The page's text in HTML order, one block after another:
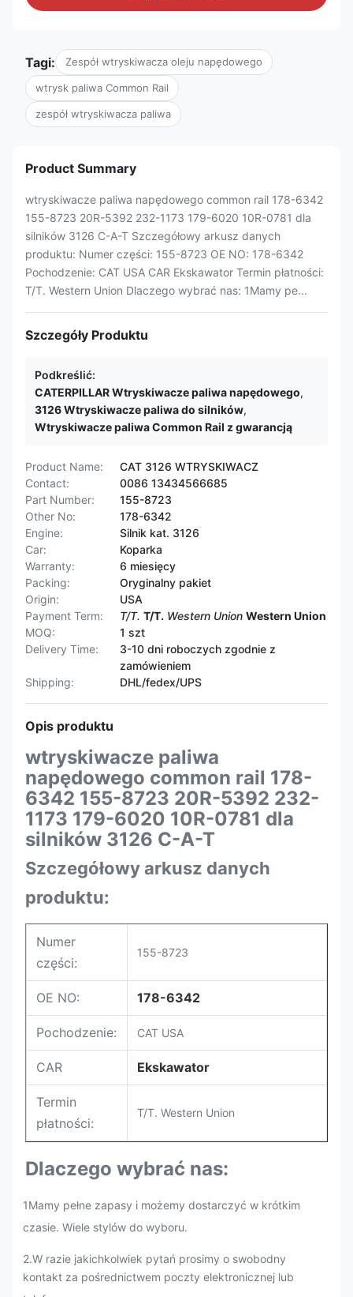
Tagi: Zespół wtryskiwacza oleju napędowego
wtrysk paliwa Common Rail
zespół wtryskiwacza paliwa
Product Summary
wtryskiwacze paliwa napędowego common rail 178-6342
155-8723 20R-5392 232-1173 179-6020 10R-0781 dla
silników 3126 C-A-T Szczegółowy arkusz danych
produktu: Numer części: 155-8723 OE NO: 178-6342
Pochodzenie: CAT USA CAR Ekskawator Termin płatności:
T/T. Western Union Dlaczego wybrać nas: 1Mamy pe...
Szczegóły Produktu
Podkreślić:
CATERPILLAR Wtryskiwacze paliwa napędowego,
3126 Wtryskiwacze paliwa do silników,
Wtryskiwacze paliwa Common Rail z gwarancją
Product Name:
CAT 3126 WTRYSKIWACZ
Contact:
0086 13434566685
Part Number:
155-8723
Other No:
178-6342
Engine:
Silnik kat. 3126
Car:
Koparka
Warranty:
6 miesięcy
Packing:
Oryginalny pakiet
Origin:
USA
Payment Term:
T/T. T/T. Western Union Western Union
MOQ:
1 szt
Delivery Time:
3-10 dni roboczych zgodnie z
zamówieniem
Shipping:
DHL/fedex/UPS
Opis produktu
wtryskiwacze paliwa
napędowego common rail 178-
6342 155-8723 20R-5392 232-
1173 179-6020 10R-0781 dla
silników 3126 C-A-T
Szczegółowy arkusz danych
produktu:
Numer
części:
155-8723
OE NO: 178-6342
Pochodzenie: CAT USA
CAR Ekskawator
Termin
płatności:
T/T. Western Union
Dlaczego wybrać nas:
1Mamy pełne zapasy i możemy dostarczyć w krótkim
czasie. Wiele stylów do wyboru.
2.W razie jakichkolwiek pytań prosimy o swobodny
kontakt za pośrednictwem poczty elektronicznej lub